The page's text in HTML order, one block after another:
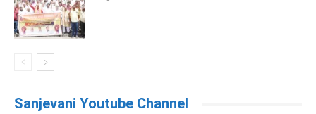
Sanjevani Youtube Channel